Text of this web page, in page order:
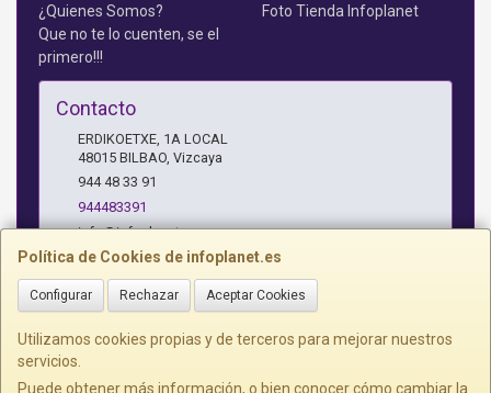
Política de Cookies de infoplanet.es
Configurar Rechazar Aceptar Cookies
Utilizamos cookies propias y de terceros para mejorar nuestros
servicios.
Puede obtener más información, o bien conocer cómo cambiar la
¿Quienes Somos?
Foto Tienda Infoplanet
Que no te lo cuenten, se el
primero!!!
Contacto
ERDIKOETXE, 1A LOCAL
48015 BILBAO Vizcaya
944 48 33 91
944483391
info@infoplanet.es
Horario
10 A 14:15 H Y 17:15 A 19:30 H